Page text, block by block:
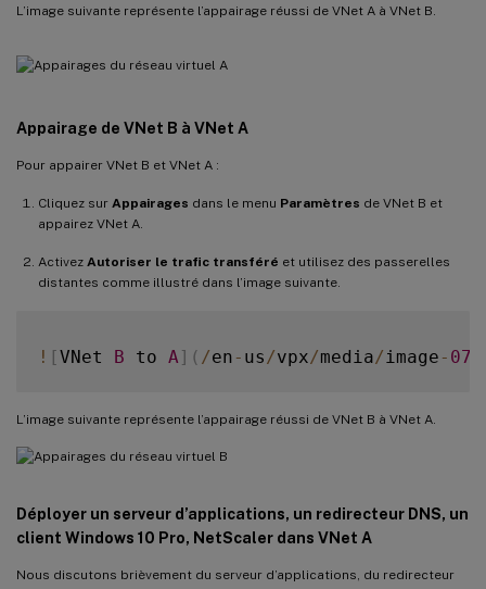
L’image suivante représente l’appairage réussi de VNet A à VNet B.
Appairage de VNet B à VNet A
Pour appairer VNet B et VNet A :
Cliquez sur Appairages dans le menu Paramètres de VNet B et
appairez VNet A.
Activez Autoriser le trafic transféré et utilisez des passerelles
distantes comme illustré dans l’image suivante.
! [VNet B to A ] ( /en - us /vpx/media/ image - 07
L’image suivante représente l’appairage réussi de VNet B à VNet A.
Déployer un serveur d’applications, un redirecteur DNS, un
client Windows 10 Pro, NetScaler dans VNet A
Nous discutons brièvement du serveur d’applications, du redirecteur